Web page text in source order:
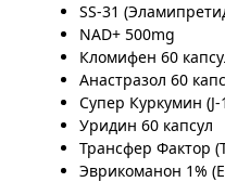
SS-31
NAD+ 500mg
Кломифен 60
Анастразол 60
Супер Куркумин (J-
Уридин 60 капсул
Трансфер Фактор
Эврикоманон 1%